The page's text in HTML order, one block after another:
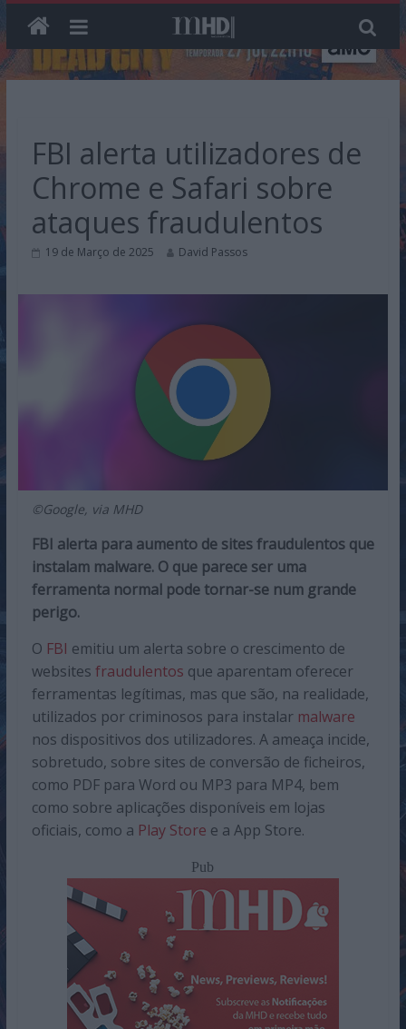
FBI alerta utilizadores de
Chrome e Safari sobre
ataques fraudulentos
19 de Março de 2025 David Passos
©Google, via MHD
FBI alerta para aumento de sites fraudulentos que
instalam malware. O que parece ser uma
ferramenta normal pode tornar-se num grande
perigo.
O FBI emitiu um alerta sobre o crescimento de
websites fraudulentos que aparentam oferecer
ferramentas legítimas, mas que são, na realidade,
utilizados por criminosos para instalar malware
nos dispositivos dos utilizadores. A ameaça incide,
sobretudo, sobre sites de conversão de ficheiros,
como PDF para Word ou MP3 para MP4, bem
como sobre aplicações disponíveis em lojas
oficiais, como a Play Store e a App Store.
Pub